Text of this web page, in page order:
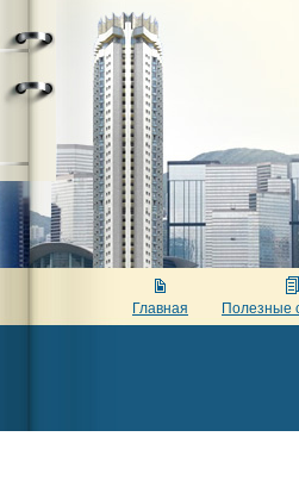
Главная Полезные